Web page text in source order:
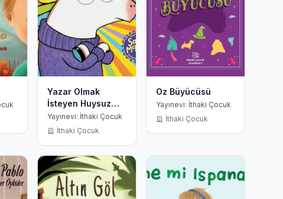
Yazar Olmak
İsteyen Huysuz
Tekboynuz
Yayınevi: İthaki Çocuk
İthaki Çocuk
Oz Büyücüsü
Yayınevi: İthaki Çocuk
İthaki Çocuk